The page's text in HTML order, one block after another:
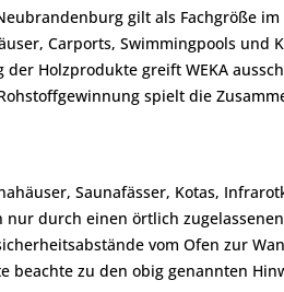
gilt als Fachgröße
Carports, Swimmingpools
Holzprodukte greift WEKA
spielt die
Saunafässer, Kotas,
durch einen örtlich
vom Ofen zur
beachte zu den obig genannten